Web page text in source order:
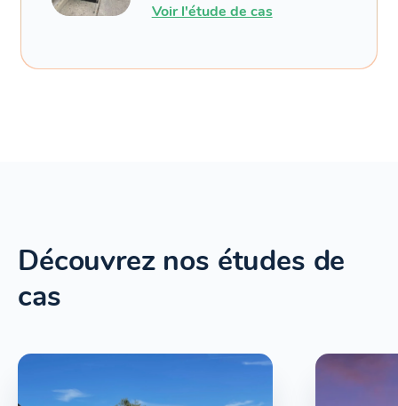
Voir l'étude de cas
Découvrez nos études de
cas